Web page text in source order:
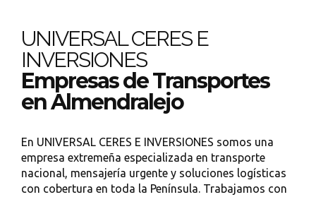
UNIVERSAL CERES E
INVERSIONES
Empresas de Transportes
en Almendralejo
En UNIVERSAL CERES E INVERSIONES somos una
empresa extremeña especializada en transporte
nacional, mensajería urgente y soluciones logísticas
con cobertura en toda la Península. Trabajamos con